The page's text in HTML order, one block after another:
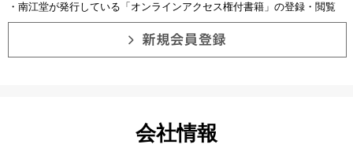
・南江堂が発行している「オンラインアクセス権付書籍」の登録・閲覧
会社情報